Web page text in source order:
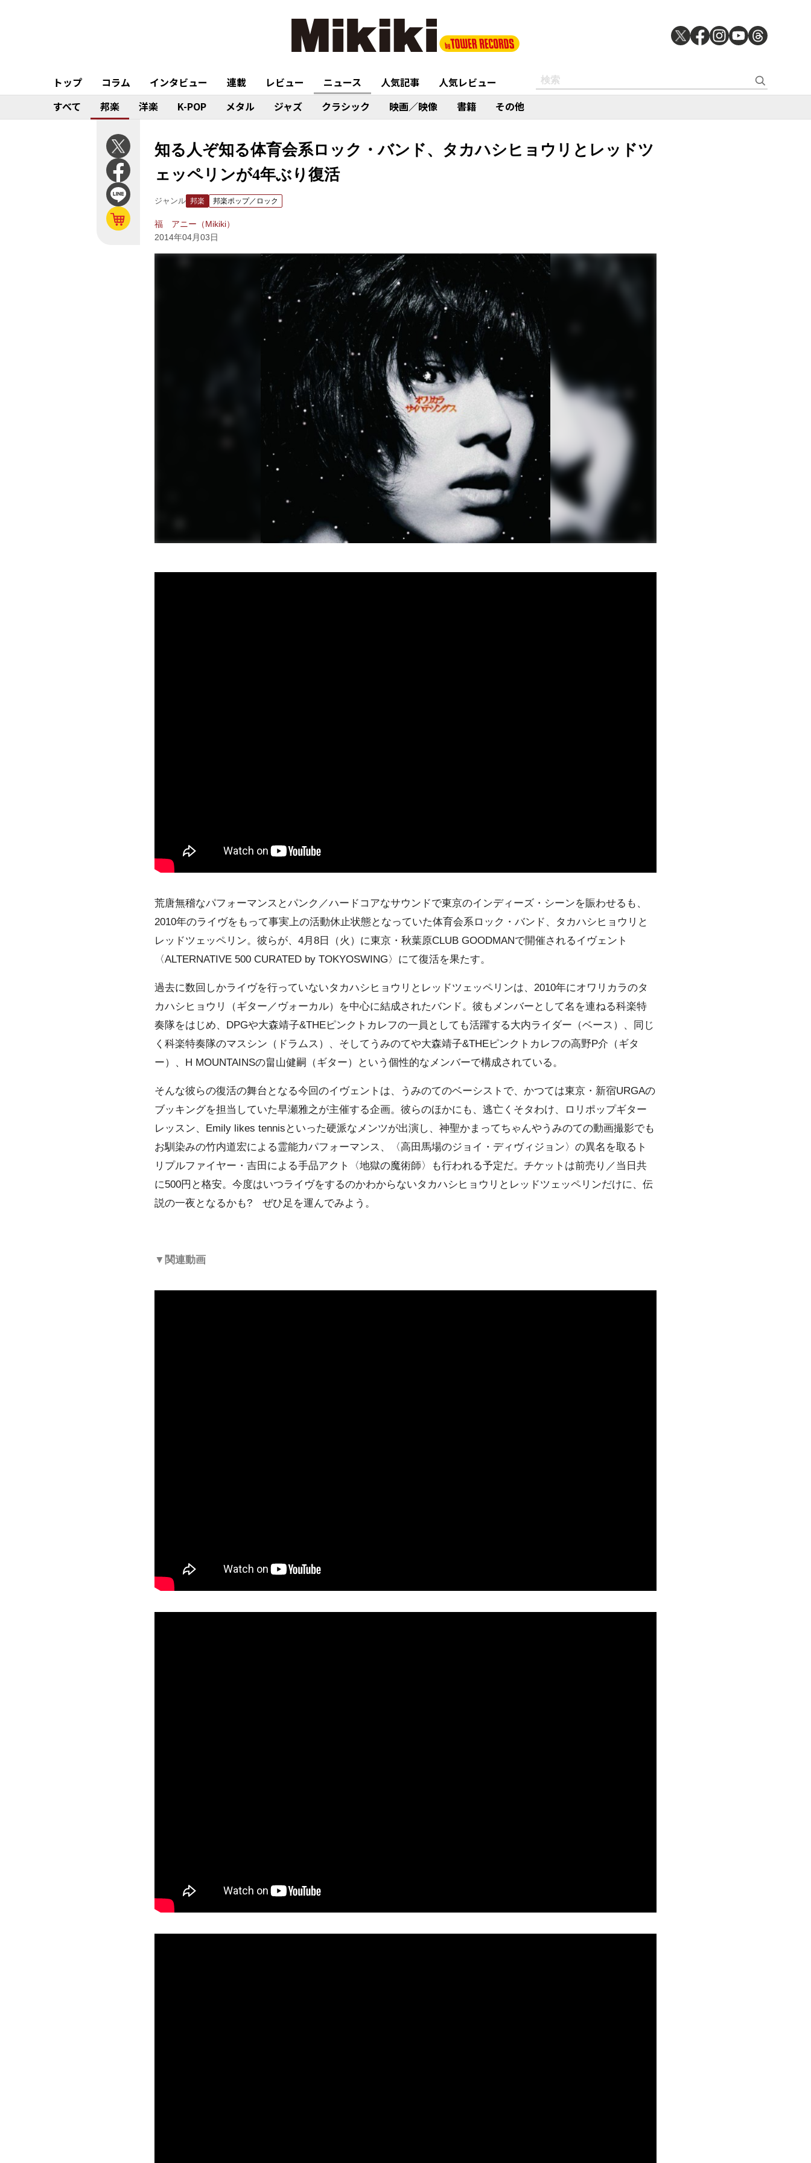
トップ コラム インタビュー 連載 レビュー ニュース 人気記事
人気レビュー
すべて
邦楽 洋楽 K-POP メタル ジャズ クラシック 映画／映像 書籍 その他
知る人ぞ知る体育会系ロック・バンド、タカハシヒョウリとレッドツ
ェッペリンが4年ぶり復活
ジャンル 邦楽 邦楽ポップ／ロック
福 アニー（Mikiki）
2014年04月03日
荒唐無稽なパフォーマンスとパンク／ハードコアなサウンドで東京のインディーズ・シーンを賑わせるも、
2010年のライヴをもって事実上の活動休止状態となっていた体育会系ロック・バンド、タカハシヒョウリと
レッドツェッペリン。彼らが、4月8日（火）に東京・秋葉原CLUB GOODMANで開催されるイヴェント
〈ALTERNATIVE 500 CURATED by TOKYOSWING〉にて復活を果たす。
過去に数回しかライヴを行っていないタカハシヒョウリとレッドツェッペリンは、2010年にオワリカラのタ
カハシヒョウリ（ギター／ヴォーカル）を中心に結成されたバンド。彼もメンバーとして名を連ねる科楽特
奏隊をはじめ、 DPGや大森靖子&THEピンクトカレフの一員としても活躍する大内ライダー（ベース）、同じ
く科楽特奏隊のマスシン（ドラムス）、そして うみのてや大森靖子&THEピンクトカレフの高野P介（ギタ
ー）、 H MOUNTAINSの畠山健嗣（ギター）という個性的なメンバーで構成されている。
そんな彼らの復活の舞台となる今回のイヴェントは、うみのてのベーシストで、かつては東京・新宿URGAの
ブッキングを担当していた早瀬雅之が主催する企画。彼らのほかにも、逃亡くそタわけ、ロリポップギター
レッスン、Emily likes tennisといった硬派なメンツが出演し、 神聖かまってちゃんやうみのての動画撮影でも
お馴染みの竹内道宏による霊能力パフォーマンス、〈高田馬場のジョイ・ディヴィジョン〉の異名を取る ト
リプルファイヤー ・吉田による手品アクト〈地獄の魔術師〉も行われる予定だ。チケットは前売り／当日共
に500円と格安。今度はいつライヴをするのかわからないタカハシヒョウリとレッドツェッペリンだけに、伝
説の一夜となるかも? ぜひ足を運んでみよう。
▼関連動画